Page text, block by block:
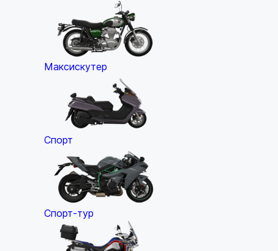
Максискутер
Спорт
Спорт-тур